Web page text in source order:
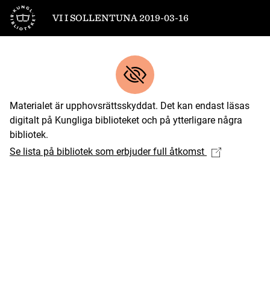
Till startsidan
VI I SOLLENTUNA 2019-03-16
Materialet är upphovsrättsskyddat. Det kan endast läsas
digitalt på Kungliga biblioteket och på ytterligare några
bibliotek.
Se lista på bibliotek som erbjuder full åtkomst